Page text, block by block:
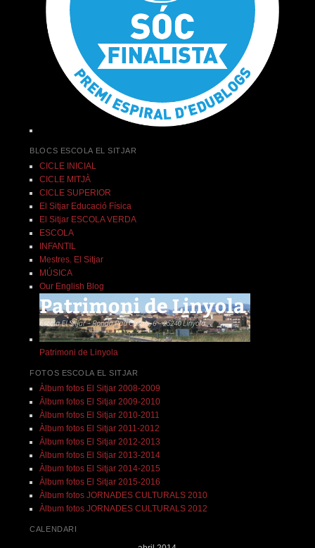
BLOCS ESCOLA EL SITJAR
CICLE INICIAL
CICLE MITJÀ
CICLE SUPERIOR
El Sitjar Educació Física
El Sitjar ESCOLA VERDA
ESCOLA
INFANTIL
Mestres. El Sitjar
MÚSICA
Our English Blog
Patrimoni de Linyola
FOTOS ESCOLA EL SITJAR
Àlbum fotos El Sitjar 2008-2009
Àlbum fotos El Sitjar 2009-2010
Àlbum fotos El Sitjar 2010-2011
Àlbum fotos El Sitjar 2011-2012
Àlbum fotos El Sitjar 2012-2013
Àlbum fotos El Sitjar 2013-2014
Àlbum fotos El Sitjar 2014-2015
Àlbum fotos El Sitjar 2015-2016
Àlbum fotos JORNADES CULTURALS 2010
Àlbum fotos JORNADES CULTURALS 2012
CALENDARI